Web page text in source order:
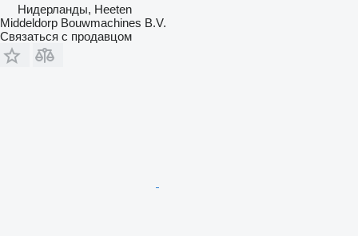
Нидерланды, Heeten
Middeldorp Bouwmachines B.V.
Связаться с продавцом